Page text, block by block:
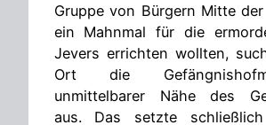
Gruppe von Bürgern Mitte
ein Mahnmal für die
Jevers errichten wollten,
Ort die
unmittelbarer Nähe des
aus. Das setzte